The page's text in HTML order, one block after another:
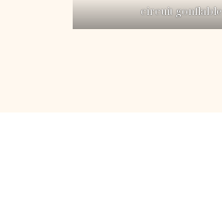
circuit gonflable